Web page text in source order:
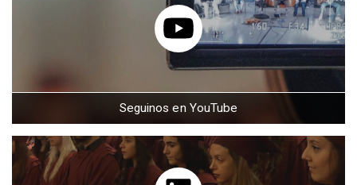
Seguinos en YouTube